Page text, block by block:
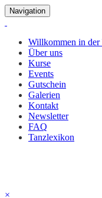
Navigation
Willkommen in
Über uns
Kurse
Events
Gutschein
Galerien
Kontakt
Newsletter
FAQ
Tanzlexikon
×